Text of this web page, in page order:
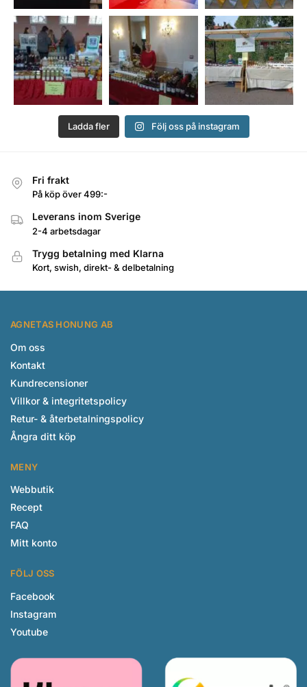
Ladda fler Följ oss på instagram
Fri frakt
På köp över 499:-
Leverans inom Sverige
2-4 arbetsdagar
Trygg betalning med Klarna
Kort, swish, direkt- & delbetalning
AGNETAS HONUNG AB
Om oss
Kontakt
Kundrecensioner
Villkor & integritetspolicy
Retur- & återbetalningspolicy
Ångra ditt köp
MENY
Webbutik
Recept
FAQ
Mitt konto
FÖLJ OSS
Facebook
Instagram
Youtube